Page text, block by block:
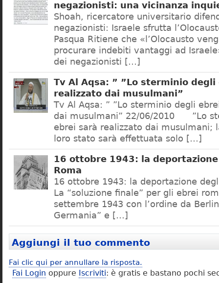
negazionisti: una vicinanza
Shoah, ricercatore universitario
negazionisti: Israele sfrutta
Pasqua Ritiene che «l’Olocausto
procurare indebiti vantaggi ad
dei negazionisti […]
Tv Al Aqsa: ” ”Lo sterminio degli
realizzato dai musulmani”
Tv Al Aqsa: ” ”Lo sterminio degli
dai musulmani” 22/06/2010 ”Lo
ebrei sarà realizzato dai musulmani;
loro stato sarà effettuata solo […]
16 ottobre 1943: la
Roma
16 ottobre 1943: la deportazione
La “soluzione finale” per gli ebrei
settembre 1943 con l’ordine da
Germania” e […]
Aggiungi il tuo commento
Fai clic qui per annullare la risposta.
Fai Login oppure Iscriviti: è gratis e bastano pochi